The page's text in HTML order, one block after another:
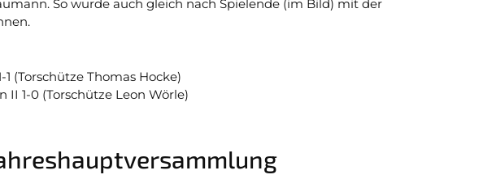
So wurde auch gleich nach Spielende (im Bild) mit der
1 (Torschütze Thomas Hocke)
II 1-0 (Torschütze Leon Wörle)